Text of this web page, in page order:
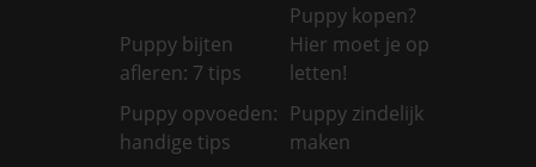
Puppy bijten
afleren: 7 tips
Puppy kopen?
Hier moet je op
letten!
Puppy opvoeden:
handige tips
Puppy zindelijk
maken